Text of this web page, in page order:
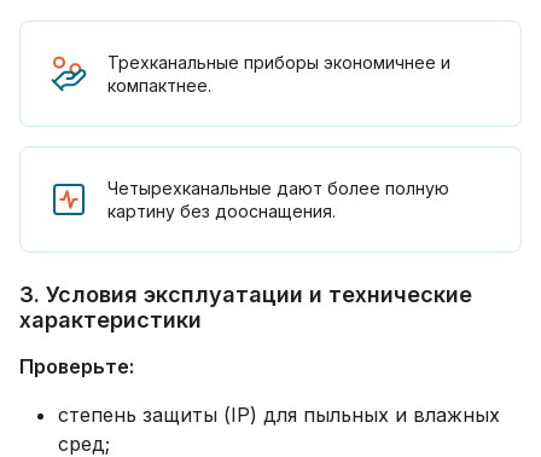
Трехканальные приборы экономичнее и
компактнее.
Четырехканальные дают более полную
картину без дооснащения.
3. Условия эксплуатации и технические
характеристики
Проверьте:
степень защиты (IP) для пыльных и влажных
сред;